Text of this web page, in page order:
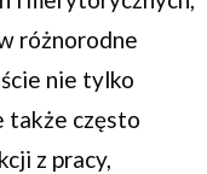
różnorodne
nie tylko
także często
z pracy,